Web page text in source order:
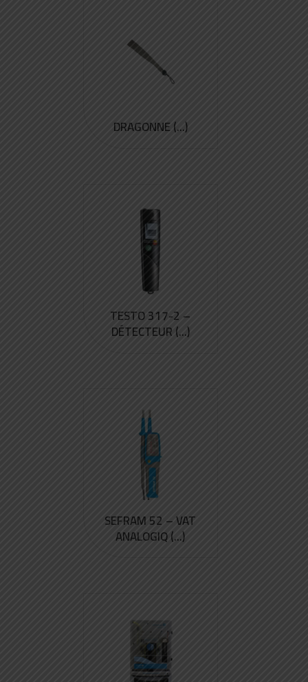
DRAGONNE (...)
TESTO 317-2 –
DÉTECTEUR (...)
SEFRAM 52 – VAT
ANALOGIQ (...)